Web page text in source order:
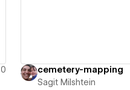
0
cemetery-mapping
Sagit Milshtein